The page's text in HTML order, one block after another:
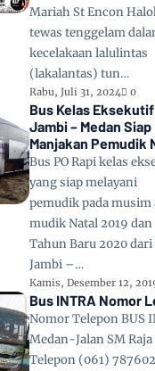
Mariah St Encon
tewas tenggelam
kecelakaan lalulintas
(lakalantas) tun…
Rabu, Juli 31, 2024 0
Bus Kelas
Jambi – Medan Siap
Manjakan Pemudik
Bus PO Rapi kelas
yang siap melayani
pemudik pada musim
mudik Natal 2019 dan
Tahun Baru 2020 dari
Jambi –…
Kamis, Desember 12,
Bus INTRA Nomor
Nomor Telepon BUS
Medan-Jalan SM Raja
Telepon (061)